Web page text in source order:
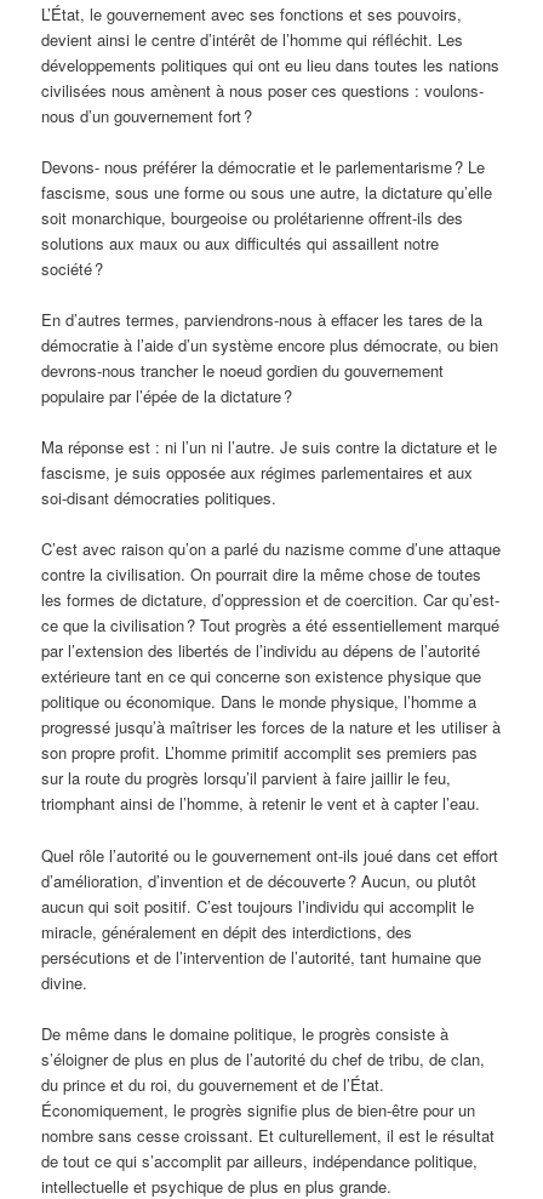
L’État, le gouvernement avec ses fonctions et ses pouvoirs,
devient ainsi le centre d’intérêt de l’homme qui réfléchit. Les
développements politiques qui ont eu lieu dans toutes les nations
civilisées nous amènent à nous poser ces questions : voulons-
nous d’un gouvernement fort ?
Devons- nous préférer la démocratie et le parlementarisme ? Le
fascisme, sous une forme ou sous une autre, la dictature qu’elle
soit monarchique, bourgeoise ou prolétarienne offrent-ils des
solutions aux maux ou aux difficultés qui assaillent notre
société ?
En d’autres termes, parviendrons-nous à effacer les tares de la
démocratie à l’aide d’un système encore plus démocrate, ou bien
devrons-nous trancher le noeud gordien du gouvernement
populaire par l’épée de la dictature ?
Ma réponse est : ni l’un ni l’autre. Je suis contre la dictature et le
fascisme, je suis opposée aux régimes parlementaires et aux
soi-disant démocraties politiques.
C’est avec raison qu’on a parlé du nazisme comme d’une attaque
contre la civilisation. On pourrait dire la même chose de toutes
les formes de dictature, d’oppression et de coercition. Car qu’est-
ce que la civilisation ? Tout progrès a été essentiellement marqué
par l’extension des libertés de l’individu au dépens de l’autorité
extérieure tant en ce qui concerne son existence physique que
politique ou économique. Dans le monde physique, l’homme a
progressé jusqu’à maîtriser les forces de la nature et les utiliser à
son propre profit. L’homme primitif accomplit ses premiers pas
sur la route du progrès lorsqu’il parvient à faire jaillir le feu,
triomphant ainsi de l’homme, à retenir le vent et à capter l’eau.
Quel rôle l’autorité ou le gouvernement ont-ils joué dans cet effort
d’amélioration, d’invention et de découverte ? Aucun, ou plutôt
aucun qui soit positif. C’est toujours l’individu qui accomplit le
miracle, généralement en dépit des interdictions, des
persécutions et de l’intervention de l’autorité, tant humaine que
divine.
De même dans le domaine politique, le progrès consiste à
s’éloigner de plus en plus de l’autorité du chef de tribu, de clan,
du prince et du roi, du gouvernement et de l’État.
Économiquement, le progrès signifie plus de bien-être pour un
nombre sans cesse croissant. Et culturellement, il est le résultat
de tout ce qui s’accomplit par ailleurs, indépendance politique,
intellectuelle et psychique de plus en plus grande.